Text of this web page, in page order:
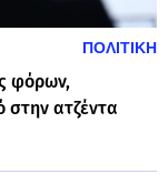
ΠΟΛΙΤΙΚΗ
φόρων,
στην ατζέντα